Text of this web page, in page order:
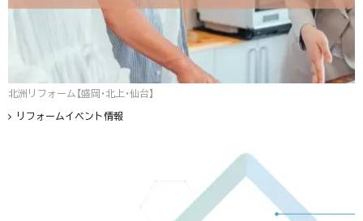
北洲リフォーム【盛岡・北上・仙台】
リフォームイベント情報